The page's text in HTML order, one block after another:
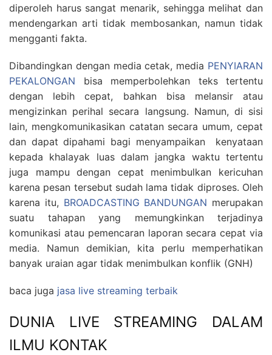
diperoleh harus sangat menarik, sehingga melihat dan
mendengarkan arti tidak membosankan, namun tidak
mengganti fakta.
Dibandingkan dengan media cetak, media PENYIARAN
PEKALONGAN bisa memperbolehkan teks tertentu
dengan lebih cepat, bahkan bisa melansir atau
mengizinkan perihal secara langsung. Namun, di sisi
lain, mengkomunikasikan catatan secara umum, cepat
dan dapat dipahami bagi menyampaikan kenyataan
kepada khalayak luas dalam jangka waktu tertentu
juga mampu dengan cepat menimbulkan kericuhan
karena pesan tersebut sudah lama tidak diproses. Oleh
karena itu, BROADCASTING BANDUNGAN merupakan
suatu tahapan yang memungkinkan terjadinya
komunikasi atau pemencaran laporan secara cepat via
media. Namun demikian, kita perlu memperhatikan
banyak uraian agar tidak menimbulkan konflik (GNH)
baca juga jasa live streaming terbaik
DUNIA LIVE STREAMING DALAM
ILMU KONTAK